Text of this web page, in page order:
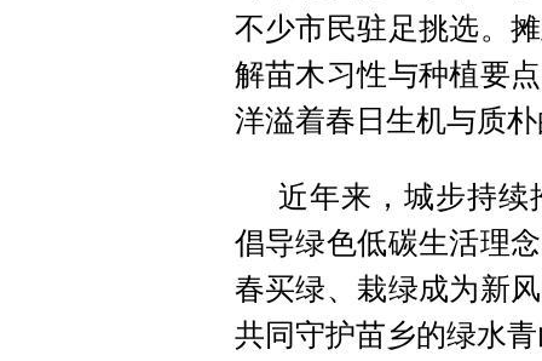
不少市民驻足挑选。
解苗木习性与种植要
洋溢着春日生机与质
近年来，城步持续
倡导绿色低碳生活理
春买绿、栽绿成为新
共同守护苗乡的绿水